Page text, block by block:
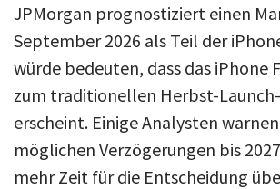
JPMorgan prognostiziert einen
September 2026 als Teil der
würde bedeuten, dass das iPhone
zum traditionellen Herbst-
erscheint. Einige Analysten
möglichen Verzögerungen bis
mehr Zeit für die Entscheidung